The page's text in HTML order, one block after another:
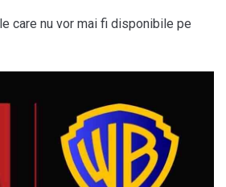
care nu vor mai fi disponibile pe